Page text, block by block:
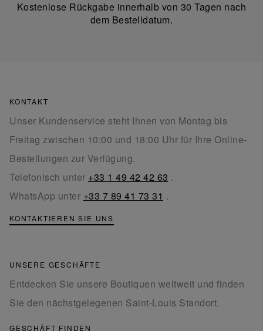
Kostenlose Rückgabe innerhalb von 30 Tagen nach
dem Bestelldatum.
KONTAKT
Unser Kundenservice steht Ihnen von Montag bis
Freitag zwischen 10:00 und 18:00 Uhr für Ihre Online-
Bestellungen zur Verfügung.
Telefonisch unter +33 1 49 42 42 63 .
WhatsApp unter +33 7 89 41 73 31 .
KONTAKTIEREN SIE UNS
UNSERE GESCHÄFTE
Entdecken Sie unsere Boutiquen weltweit und finden
Sie den nächstgelegenen Saint-Louis Standort.
GESCHÄFT FINDEN